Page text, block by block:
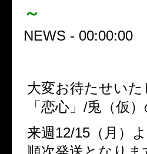
～
NEWS - 00:00:00
大変お待たせいた
「恋心」/兎（仮
来週12/15（月）